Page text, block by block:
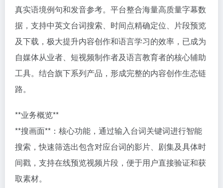
真实语境例句和发音参考。平台整合海量高质量字幕数
据，支持中英文台词搜索、时间点精确定位、片段预览
及下载，极大提升内容创作和语言学习的效率，已成为
自媒体从业者、短视频制作者及语言教育者的核心辅助
工具。结合旗下系列产品，形成完整的内容创作生态链
路。
**业务概览**
**搜画面**：核心功能，通过输入台词关键词进行智能
搜索，快速筛选出包含对应台词的影片、剧集及具体时
间戳，支持在线预览视频片段，便于用户直接验证和获
取素材。